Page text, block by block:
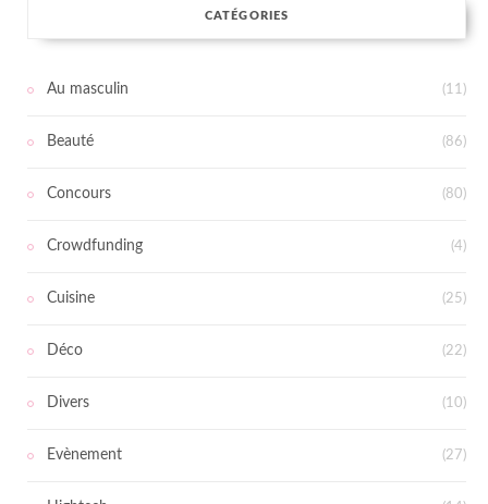
CATÉGORIES
Au masculin (11)
Beauté (86)
Concours (80)
Crowdfunding (4)
Cuisine (25)
Déco (22)
Divers (10)
Evènement (27)